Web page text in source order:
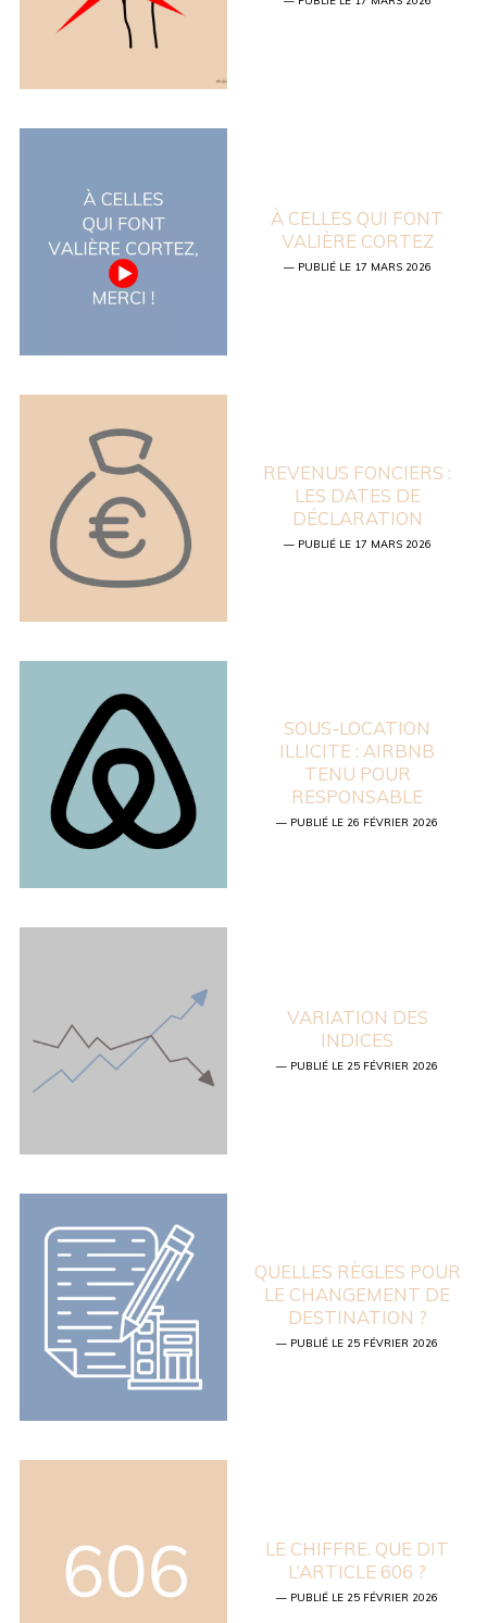
À CELLES QUI FONT
VALIÈRE CORTEZ
— PUBLIÉ LE 17 MARS 2026
REVENUS FONCIERS :
LES DATES DE
DÉCLARATION
— PUBLIÉ LE 17 MARS 2026
SOUS-LOCATION
ILLICITE : AIRBNB
TENU POUR
RESPONSABLE
— PUBLIÉ LE 26 FÉVRIER 2026
VARIATION DES
INDICES
— PUBLIÉ LE 25 FÉVRIER 2026
QUELLES RÈGLES POUR
LE CHANGEMENT DE
DESTINATION ?
— PUBLIÉ LE 25 FÉVRIER 2026
LE CHIFFRE. QUE DIT
L’ARTICLE 606 ?
— PUBLIÉ LE 25 FÉVRIER 2026